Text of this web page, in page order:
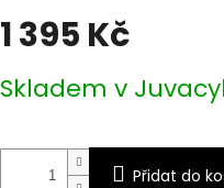
1 395 Kč
cena:
Skladem v
Přidat do